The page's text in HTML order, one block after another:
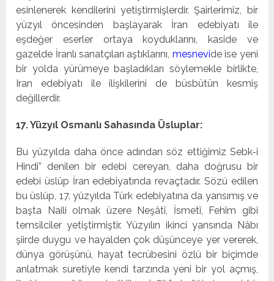
esinlenerek kendilerini yetiştirmişlerdir. Şairlerimiz, bir
yüzyıl öncesinden başlayarak İran edebiyatı ile
eşdeğer eserler ortaya koyduklarını, kaside ve
gazelde İranlı sanatçıları aştıklarını, mesnevide ise yeni
bir yolda yürümeye başladıkları söylemekle birlikte,
Iran edebiyatı ile ilişkilerini de büsbütün kesmiş
değillerdir.
17. Yüzyıl Osmanlı Sahasında Üsluplar:
Bu yüzyılda daha önce adından söz ettiğimiz Sebk-i
Hindi” denilen bir edebi cereyan, daha doğrusu bir
edebi üslûp İran edebiyatında revaçtadır. Sözü edilen
bu üslûp, 17. yüzyılda Türk edebiyatına da yansımış ve
başta Naili olmak üzere Neşâtî, İsmetî, Fehîm gibi
temsilciler yetiştirmiştir. Yüzyılın ikinci yansında Nâbı
şiirde duygu ve hayalden çok düşünceye yer vererek,
dünya görüşünü, hayat tecrübesini özlü bir biçimde
anlatmak suretiyle kendi tarzında yeni bir yol açmış,